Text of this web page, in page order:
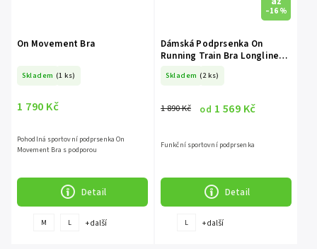
On Movement Bra
Skladem (1 ks)
1 790 Kč
Detail
Pohodlná sportovní podprsenka On
Movement Bra s podporou
M L + další
–16 %
Dámská Podprsenka On
Running Train Bra Longline
Skladem (2 ks)
1 890 Kč od 1 569 Kč
Detail
Funkční sportovní podprsenka
L + další